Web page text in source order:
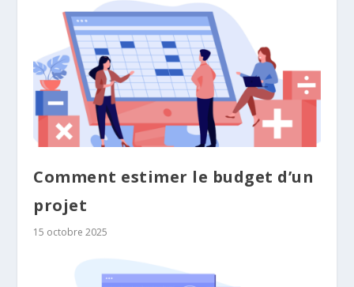
Comment estimer le budget d’un
projet
15 octobre 2025